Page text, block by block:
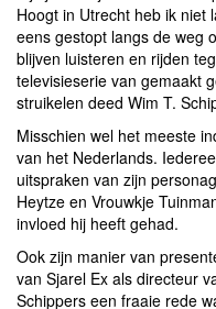
Hoogt in Utrecht heb ik niet
eens gestopt langs de weg
blijven luisteren en rijden
televisieserie van gemaakt
struikelen deed Wim T.
Misschien wel het meeste
van het Nederlands.
uitspraken van zijn
Heytze en Vrouwkje
invloed hij heeft gehad.
Ook zijn manier van
van Sjarel Ex als directeur
Schippers een fraaie rede